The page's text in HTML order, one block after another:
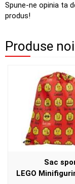
Spune-ne opinia ta
produs!
Produse
Sac
LEGO